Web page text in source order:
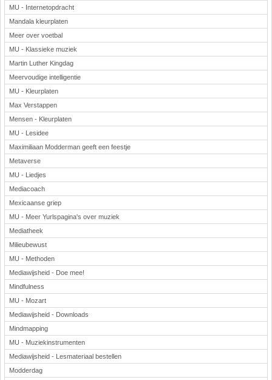
MU - Internetopdracht
Mandala kleurplaten
Meer over voetbal
MU - Klassieke muziek
Martin Luther Kingdag
Meervoudige intelligentie
MU - Kleurplaten
Max Verstappen
Mensen - Kleurplaten
MU - Lesidee
Maximiliaan Modderman geeft een feestje
Metaverse
MU - Liedjes
Mediacoach
Mexicaanse griep
MU - Meer Yurlspagina's over muziek
Mediatheek
Milieubewust
MU - Methoden
Mediawijsheid - Doe mee!
Mindfulness
MU - Mozart
Mediawijsheid - Downloads
Mindmapping
MU - Muziekinstrumenten
Mediawijsheid - Lesmateriaal bestellen
Modderdag